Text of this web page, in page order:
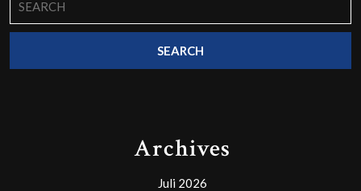
for:
Archives
Juli 2026